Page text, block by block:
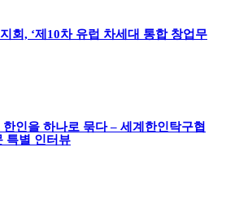
회, ‘제10차 유럽 차세대 통합 창업무
인을 하나로 묶다 – 세계한인탁구협
특별 인터뷰